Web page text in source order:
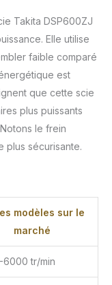
Takita DSP600ZJ
Elle utilise
faible comparé
est
que cette scie
plus puissants
le frein
plus sécurisante.
modèles sur le
marché
tr/min